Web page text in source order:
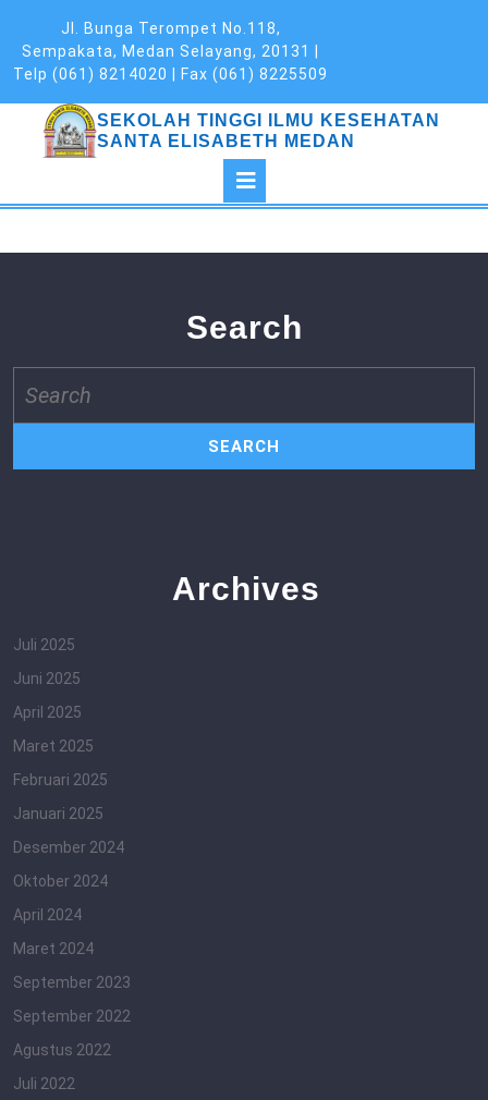
content
Jl. Bunga Terompet No.118,
Sempakata, Medan Selayang, 20131 |
Telp (061) 8214020 | Fax (061) 8225509
SEKOLAH TINGGI ILMU KESEHATAN
SANTA ELISABETH MEDAN
Search
for:
Archives
Juli 2025
Juni 2025
April 2025
Maret 2025
Februari 2025
Januari 2025
Desember 2024
Oktober 2024
April 2024
Maret 2024
September 2023
September 2022
Agustus 2022
Juli 2022